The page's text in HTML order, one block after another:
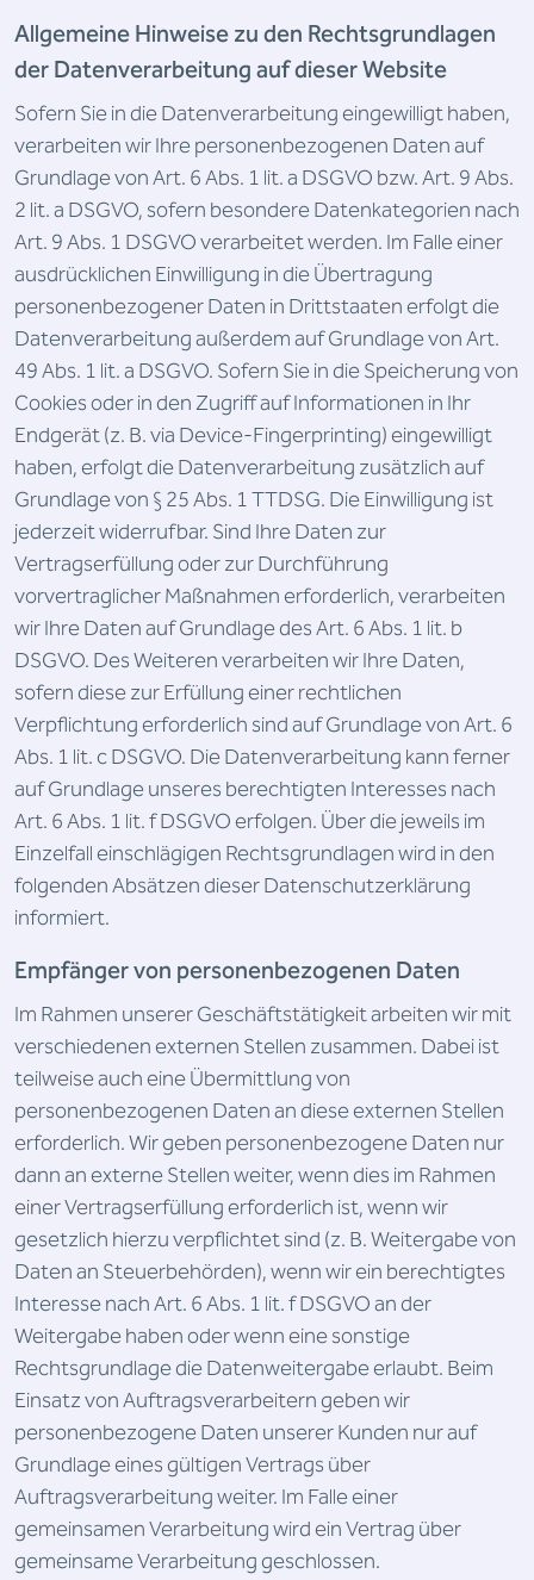
Allgemeine Hinweise zu den Rechtsgrundlagen
der Datenverarbeitung auf dieser Website
Sofern Sie in die Datenverarbeitung eingewilligt haben,
verarbeiten wir Ihre personenbezogenen Daten auf
Grundlage von Art. 6 Abs. 1 lit. a DSGVO bzw. Art. 9 Abs.
2 lit. a DSGVO, sofern besondere Datenkategorien nach
Art. 9 Abs. 1 DSGVO verarbeitet werden. Im Falle einer
ausdrücklichen Einwilligung in die Übertragung
personenbezogener Daten in Drittstaaten erfolgt die
Datenverarbeitung außerdem auf Grundlage von Art.
49 Abs. 1 lit. a DSGVO. Sofern Sie in die Speicherung von
Cookies oder in den Zugriff auf Informationen in Ihr
Endgerät (z. B. via Device-Fingerprinting) eingewilligt
haben, erfolgt die Datenverarbeitung zusätzlich auf
Grundlage von § 25 Abs. 1 TTDSG. Die Einwilligung ist
jederzeit widerrufbar. Sind Ihre Daten zur
Vertragserfüllung oder zur Durchführung
vorvertraglicher Maßnahmen erforderlich, verarbeiten
wir Ihre Daten auf Grundlage des Art. 6 Abs. 1 lit. b
DSGVO. Des Weiteren verarbeiten wir Ihre Daten,
sofern diese zur Erfüllung einer rechtlichen
Verpflichtung erforderlich sind auf Grundlage von Art. 6
Abs. 1 lit. c DSGVO. Die Datenverarbeitung kann ferner
auf Grundlage unseres berechtigten Interesses nach
Art. 6 Abs. 1 lit. f DSGVO erfolgen. Über die jeweils im
Einzelfall einschlägigen Rechtsgrundlagen wird in den
folgenden Absätzen dieser Datenschutzerklärung
informiert.
Empfänger von personenbezogenen Daten
Im Rahmen unserer Geschäftstätigkeit arbeiten wir mit
verschiedenen externen Stellen zusammen. Dabei ist
teilweise auch eine Übermittlung von
personenbezogenen Daten an diese externen Stellen
erforderlich. Wir geben personenbezogene Daten nur
dann an externe Stellen weiter, wenn dies im Rahmen
einer Vertragserfüllung erforderlich ist, wenn wir
gesetzlich hierzu verpflichtet sind (z. B. Weitergabe von
Daten an Steuerbehörden), wenn wir ein berechtigtes
Interesse nach Art. 6 Abs. 1 lit. f DSGVO an der
Weitergabe haben oder wenn eine sonstige
Rechtsgrundlage die Datenweitergabe erlaubt. Beim
Einsatz von Auftragsverarbeitern geben wir
personenbezogene Daten unserer Kunden nur auf
Grundlage eines gültigen Vertrags über
Auftragsverarbeitung weiter. Im Falle einer
gemeinsamen Verarbeitung wird ein Vertrag über
gemeinsame Verarbeitung geschlossen.